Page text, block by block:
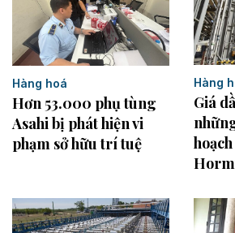
Hàng hoá
Hơn 53.000 phụ tùng
Asahi bị phát hiện vi
phạm sở hữu trí tuệ
Hàng
Giá